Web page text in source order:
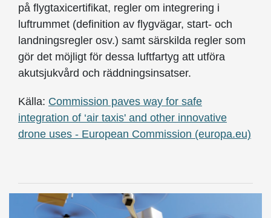
på flygtaxicertifikat, regler om integrering i
luftrummet (definition av flygvägar, start- och
landningsregler osv.) samt särskilda regler som
gör det möjligt för dessa luftfartyg att utföra
akutsjukvård och räddningsinsatser.
Källa: Commission paves way for safe
integration of ‘air taxis' and other innovative
drone uses - European Commission (europa.eu)